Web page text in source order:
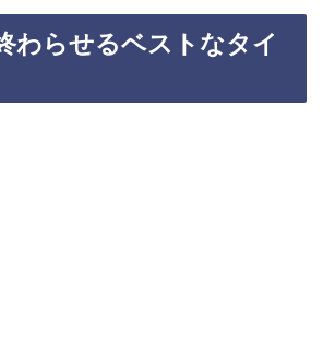
わらせるベストなタイ